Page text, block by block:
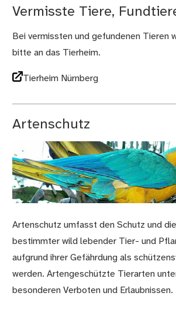
Vermisste Tiere,
Bei vermissten und gefundenen Tieren
bitte an das Tierheim.
Tierheim Nürnberg
Artenschutz
Artenschutz umfasst den Schutz und
bestimmter wild lebender Tier- und
aufgrund ihrer Gefährdung als
werden. Artengeschützte Tierarten
besonderen Verboten und Erlaubnissen.